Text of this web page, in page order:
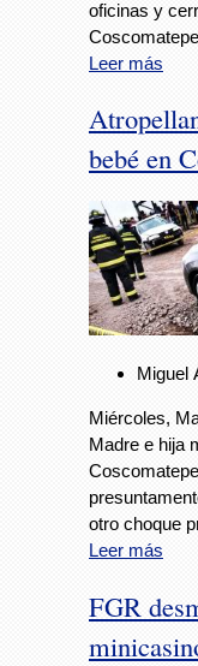
oficinas y
Leer más
bebé en
Miguel
Miércoles,
Madre e hija
otro choque
Leer más
FGR